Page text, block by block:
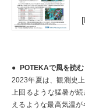
POTEKAで風を読
2023年夏は、観測史
上回るような猛暑が
えるような最高気温